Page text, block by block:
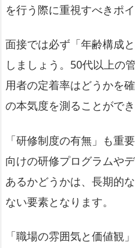
を行う際に重視すべきポ
面接では必ず「年齢構成
しましょう。50代以上の
用者の定着率はどうかを
の本気度を測ることができ
「研修制度の有無」も重
向けの研修プログラムや
あるかどうかは、長期的
ない要素となります。
「職場の雰囲気と価値観